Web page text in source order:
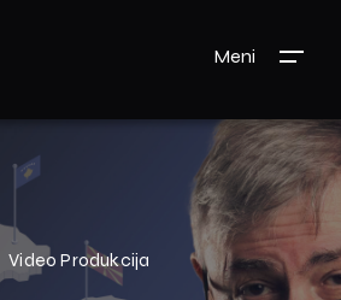
Meni
Video Produkcija